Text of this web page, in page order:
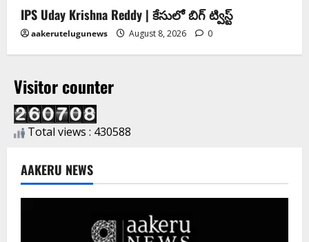
IPS Uday Krishna Reddy | కేసులో బిగ్ ట్విస్ట్
aakerutelugunews August 8, 2026 0
Visitor counter
Total views : 430588
AAKERU NEWS